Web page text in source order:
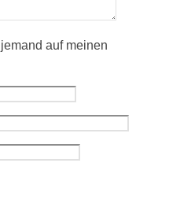
auf meinen